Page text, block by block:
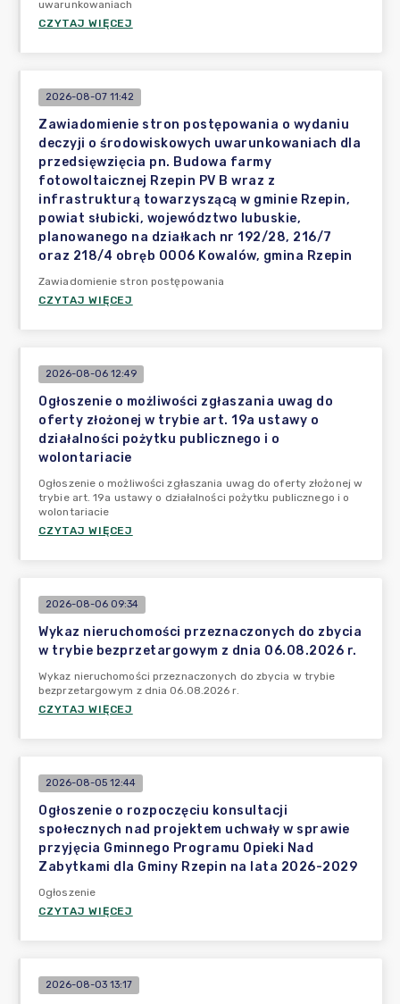
uwarunkowaniach
CZYTAJ WIĘCEJ
2026-08-07 11:42
Zawiadomienie stron postępowania o wydaniu
deczyji o środowiskowych uwarunkowaniach dla
przedsięwzięcia pn. Budowa farmy
fotowoltaicznej Rzepin PV B wraz z
infrastrukturą towarzyszącą w gminie Rzepin,
powiat słubicki, województwo lubuskie,
planowanego na działkach nr 192/28, 216/7
oraz 218/4 obręb 0006 Kowalów, gmina Rzepin
Zawiadomienie stron postępowania
CZYTAJ WIĘCEJ
2026-08-06 12:49
Ogłoszenie o możliwości zgłaszania uwag do
oferty złożonej w trybie art. 19a ustawy o
działalności pożytku publicznego i o
wolontariacie
Ogłoszenie o możliwości zgłaszania uwag do oferty złożonej w
trybie art. 19a ustawy o działalności pożytku publicznego i o
wolontariacie
CZYTAJ WIĘCEJ
2026-08-06 09:34
Wykaz nieruchomości przeznaczonych do zbycia
w trybie bezprzetargowym z dnia 06.08.2026 r.
Wykaz nieruchomości przeznaczonych do zbycia w trybie
bezprzetargowym z dnia 06.08.2026 r.
CZYTAJ WIĘCEJ
2026-08-05 12:44
Ogłoszenie o rozpoczęciu konsultacji
społecznych nad projektem uchwały w sprawie
przyjęcia Gminnego Programu Opieki Nad
Zabytkami dla Gminy Rzepin na lata 2026-2029
Ogłoszenie
CZYTAJ WIĘCEJ
2026-08-03 13:17